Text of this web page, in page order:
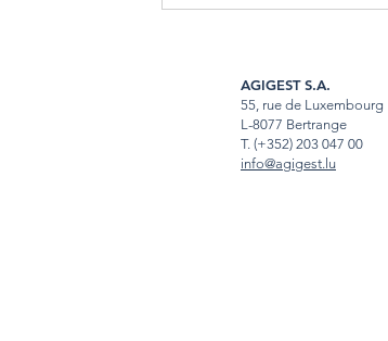
AGIGEST S.A.
55, rue de Luxembourg
L-8077 Bertrange
T. (+352) 203 047 00
info@agigest.lu